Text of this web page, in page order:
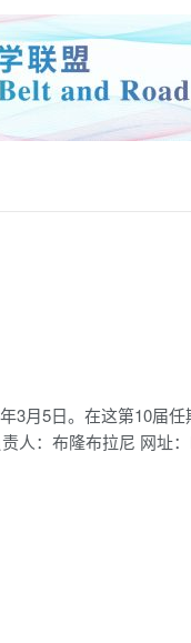
3月5日。在这第10届
人：布隆布拉尼 网址